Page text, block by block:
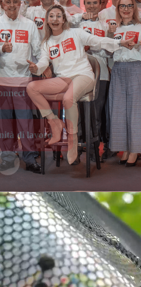
lavoro!
WE ROLL.
di lavoro
il contenuto
- Chi